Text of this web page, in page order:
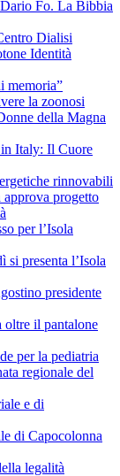
Fo. La Bibbia
Dialisi
Identità
memoria”
la zoonosi
della Magna
Italy: Il Cuore
rinnovabili
progetto
per l’Isola
presenta l’Isola
presidente
il pantalone
per la pediatria
regionale del
e di
di Capocolonna
legalità